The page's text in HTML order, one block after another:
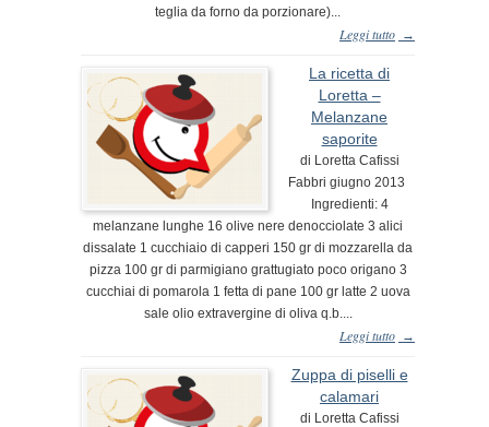
teglia da forno da porzionare)...
Leggi tutto →
La ricetta di
Loretta –
Melanzane
saporite
di Loretta Cafissi
Fabbri giugno 2013
Ingredienti: 4
melanzane lunghe 16 olive nere denocciolate 3 alici
dissalate 1 cucchiaio di capperi 150 gr di mozzarella da
pizza 100 gr di parmigiano grattugiato poco origano 3
cucchiai di pomarola 1 fetta di pane 100 gr latte 2 uova
sale olio extravergine di oliva q.b....
Leggi tutto →
Zuppa di piselli e
calamari
di Loretta Cafissi